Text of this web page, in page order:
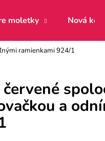
moletky Nová
ramienkami 924/1
a